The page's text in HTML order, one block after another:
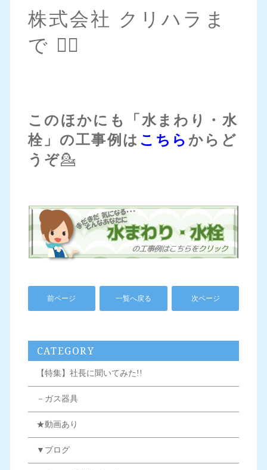
株式会社 クリハラま
で 💁‍♀️
このほかにも「水まわり・水
栓」の工事例は こちら からど
うぞ💁
前ページ 一覧へ戻る 次ページ
CATEGORY
【特集】社長に聞いてみた!!
－ガス器具
★動画あり
▼ブログ